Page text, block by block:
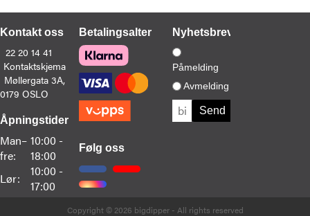
Kontakt oss
22 20 14 41
Kontaktskjema
Møllergata 3A,
0179 OSLO
Åpningstider
Man–
fre:
10:00 -
18:00
Lør:
10:00 -
17:00
Betalingsalternativer
Følg oss
Nyhetsbrev
Påmelding
Avmelding
Copyright © 2026 bigdipper - All rights reserved